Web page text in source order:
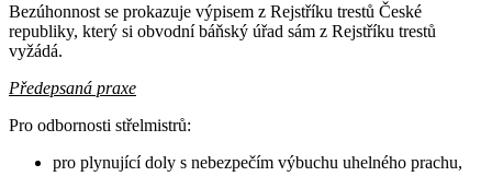
Bezúhonnost se prokazuje výpisem z Rejstříku trestů České
republiky, který si obvodní báňský úřad sám z Rejstříku trestů
vyžádá.
Předepsaná praxe
Pro odbornosti střelmistrů:
pro plynující doly s nebezpečím výbuchu uhelného prachu,